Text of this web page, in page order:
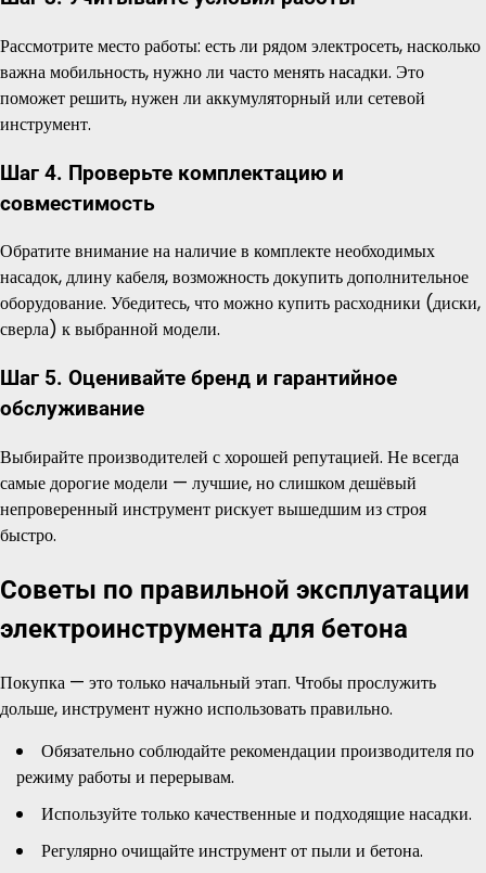
Рассмотрите место работы: есть ли рядом электросеть, насколько
важна мобильность, нужно ли часто менять насадки. Это
поможет решить, нужен ли аккумуляторный или сетевой
инструмент.
Шаг 4. Проверьте комплектацию и
совместимость
Обратите внимание на наличие в комплекте необходимых
насадок, длину кабеля, возможность докупить дополнительное
оборудование. Убедитесь, что можно купить расходники (диски,
сверла) к выбранной модели.
Шаг 5. Оценивайте бренд и гарантийное
обслуживание
Выбирайте производителей с хорошей репутацией. Не всегда
самые дорогие модели — лучшие, но слишком дешёвый
непроверенный инструмент рискует вышедшим из строя
быстро.
Советы по правильной эксплуатации
электроинструмента для бетона
Покупка — это только начальный этап. Чтобы прослужить
дольше, инструмент нужно использовать правильно.
Обязательно соблюдайте рекомендации производителя по
режиму работы и перерывам.
Используйте только качественные и подходящие насадки.
Регулярно очищайте инструмент от пыли и бетона.